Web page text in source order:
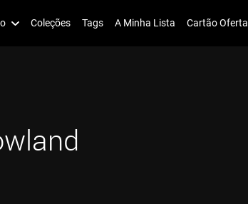
Coleções Tags A Minha Lista Cartão Oferta